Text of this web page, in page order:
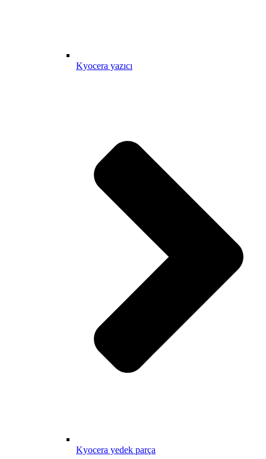
Kyocera yazıcı
Kyocera yedek parça